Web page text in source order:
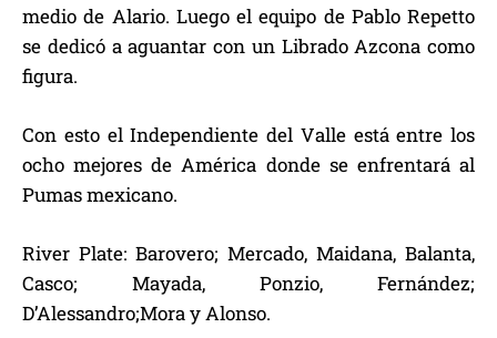
medio de Alario. Luego el equipo de Pablo Repetto
se dedicó a aguantar con un Librado Azcona como
figura.
Con esto el Independiente del Valle está entre los
ocho mejores de América donde se enfrentará al
Pumas mexicano.
River Plate: Barovero; Mercado, Maidana, Balanta,
Casco; Mayada, Ponzio, Fernández;
D’Alessandro;Mora y Alonso.